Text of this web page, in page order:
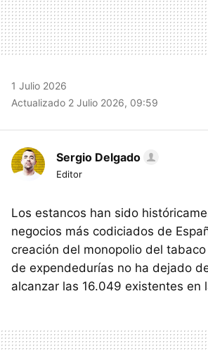
1 Julio 2026
Actualizado 2 Julio 2026, 09:59
Sergio Delgado
Editor
Los estancos han sido
negocios más codiciados de
creación del monopolio del
de expendedurías no ha dejado
alcanzar las 16.049 existentes en